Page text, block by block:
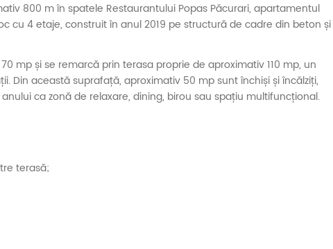
800 m în spatele Restaurantului Popas Păcurari, apartamentul
cu 4 etaje, construit în anul 2019 pe structură de cadre din beton și
mp și se remarcă prin terasa proprie de aproximativ 110 mp, un
Din această suprafață, aproximativ 50 mp sunt închiși și încălziți,
ca zonă de relaxare, dining, birou sau spațiu multifuncțional.
terasă;